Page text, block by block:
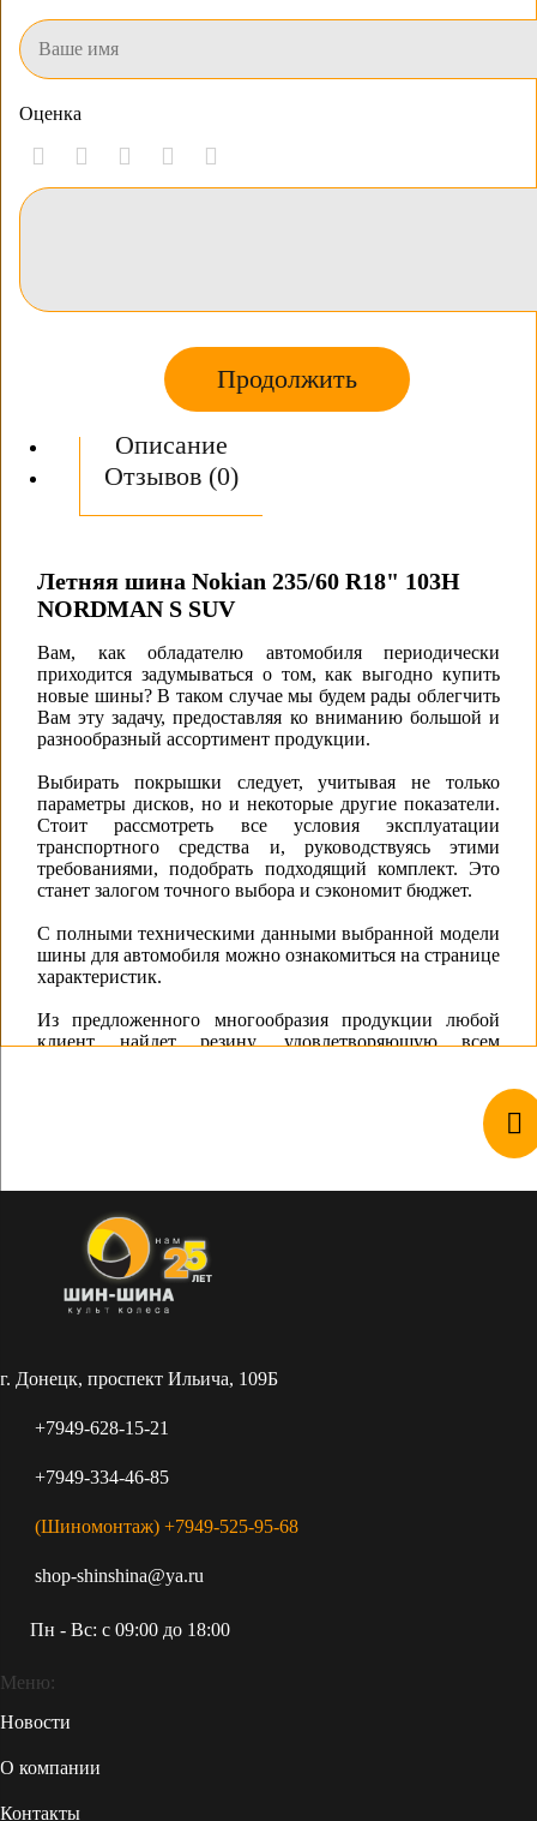
Оценка
Продолжить
Описание
Отзывов (0)
Летняя шина Nokian 235/60 R18" 103H
NORDMAN S SUV
Вам, как обладателю автомобиля периодически
приходится задумываться о том, как выгодно купить
новые шины? В таком случае мы будем рады облегчить
Вам эту задачу, предоставляя ко вниманию большой и
разнообразный ассортимент продукции.
Выбирать покрышки следует, учитывая не только
параметры дисков, но и некоторые другие показатели.
Стоит рассмотреть все условия эксплуатации
транспортного средства и, руководствуясь этими
требованиями, подобрать подходящий комплект. Это
станет залогом точного выбора и сэкономит бюджет.
С полными техническими данными выбранной модели
шины для автомобиля можно ознакомиться на странице
характеристик.
Из предложенного многообразия продукции любой
клиент найдет резину, удовлетворяющую всем
ассортимент покорит как новичка, так и
профессионала: есть и зимние и летние шины, которые
без труда можно купить прямо сейчас, так как весь
г. Донецк, проспект Ильича, 109Б
+7949-628-15-21
+7949-334-46-85
(Шиномонтаж) +7949-525-95-68
shop-shinshina@ya.ru
Пн - Вс: c 09:00 до 18:00
Меню:
Новости
О компании
Контакты